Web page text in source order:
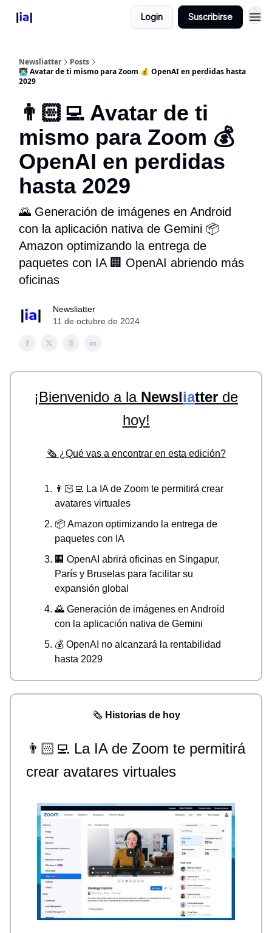
Login Suscribirse
Newsliatter
Posts
👨🏻‍💻 Avatar de ti mismo para Zoom 💰 OpenAI en perdidas hasta
2029
👨🏻‍💻 Avatar de ti
mismo para Zoom 💰
OpenAI en perdidas
hasta 2029
🌄 Generación de imágenes en Android
con la aplicación nativa de Gemini 📦
Amazon optimizando la entrega de
paquetes con IA 🏢 OpenAI abriendo más
oficinas
Newsliatter
11 de octubre de 2024
¡Bienvenido a la Newsliatter de
hoy!
🗞️ ¿Qué vas a encontrar en esta edición?
👨🏻‍💻 La IA de Zoom te permitirá crear
avatares virtuales
📦 Amazon optimizando la entrega de
paquetes con IA
🏢 OpenAI abrirá oficinas en Singapur,
París y Bruselas para facilitar su
expansión global
🌄 Generación de imágenes en Android
con la aplicación nativa de Gemini
💰 OpenAI no alcanzará la rentabilidad
hasta 2029
🗞️ Historias de hoy
👨🏻‍💻 La IA de Zoom te permitirá
crear avatares virtuales